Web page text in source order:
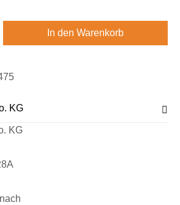
Gib den gewünschten
In den Warenkorb
KG
KG